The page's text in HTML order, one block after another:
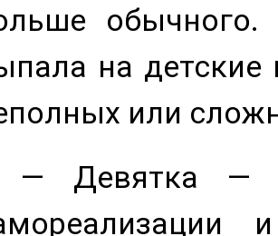
на детские
или
— Девятка —